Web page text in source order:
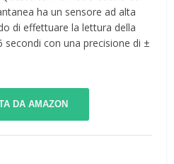
ha un sensore ad alta
di effettuare la lettura della
con una precisione di ±
DA AMAZON